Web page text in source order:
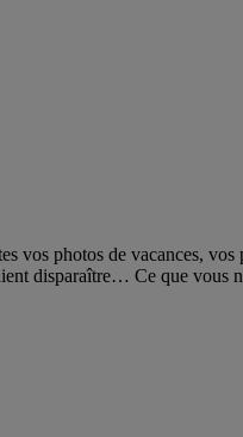
vos photos de vacances, vos
disparaître… Ce que vous